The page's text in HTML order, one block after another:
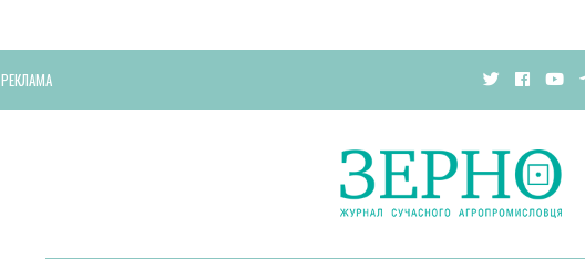
РЕКЛАМА